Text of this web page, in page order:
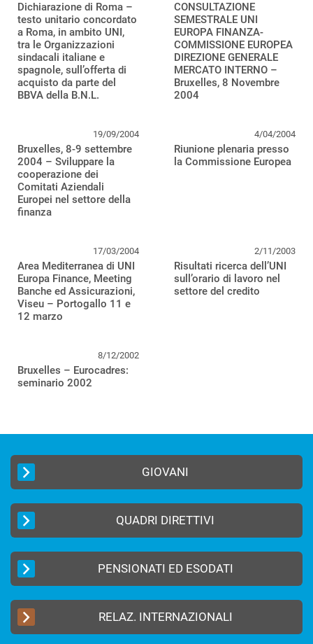
Dichiarazione di Roma –
testo unitario concordato
a Roma, in ambito UNI,
tra le Organizzazioni
sindacali italiane e
spagnole, sull’offerta di
acquisto da parte del
BBVA della B.N.L.
CONSULTAZIONE
SEMESTRALE UNI
EUROPA FINANZA-
COMMISSIONE EUROPEA
DIREZIONE GENERALE
MERCATO INTERNO –
Bruxelles, 8 Novembre
2004
19/09/2004
Bruxelles, 8-9 settembre
2004 – Sviluppare la
cooperazione dei
Comitati Aziendali
Europei nel settore della
finanza
4/04/2004
Riunione plenaria presso
la Commissione Europea
17/03/2004
Area Mediterranea di UNI
Europa Finance, Meeting
Banche ed Assicurazioni,
Viseu – Portogallo 11 e
12 marzo
2/11/2003
Risultati ricerca dell’UNI
sull’orario di lavoro nel
settore del credito
8/12/2002
Bruxelles – Eurocadres:
seminario 2002
GIOVANI
QUADRI DIRETTIVI
PENSIONATI ED ESODATI
RELAZ. INTERNAZIONALI